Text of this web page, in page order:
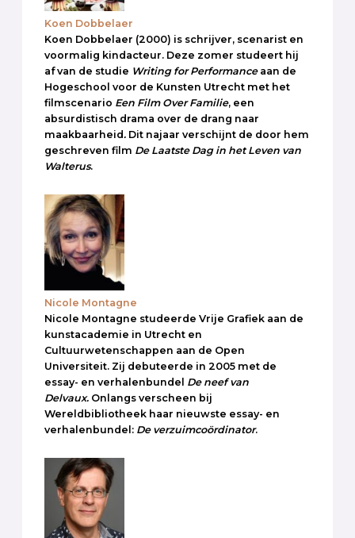
Koen Dobbelaer
Koen Dobbelaer (2000) is schrijver, scenarist en
voormalig kindacteur. Deze zomer studeert hij
af van de studie Writing for Performanceaan de
Hogeschool voor de Kunsten Utrecht met het
filmscenario Een Film Over Familie, een
absurdistisch drama over de drang naar
maakbaarheid. Dit najaar verschijnt de door hem
geschreven film De Laatste Dag in het Leven van
Walterus.
Nicole Montagne
Nicole Montagne studeerde Vrije Grafiek aan de
kunstacademie in Utrecht en
Cultuurwetenschappen aan de Open
Universiteit. Zij debuteerde in 2005 met de
essay- en verhalenbundel De neef van
Delvaux. Onlangs verscheen bij
Wereldbibliotheek haar nieuwste essay- en
verhalenbundel: De verzuimcoördinator.